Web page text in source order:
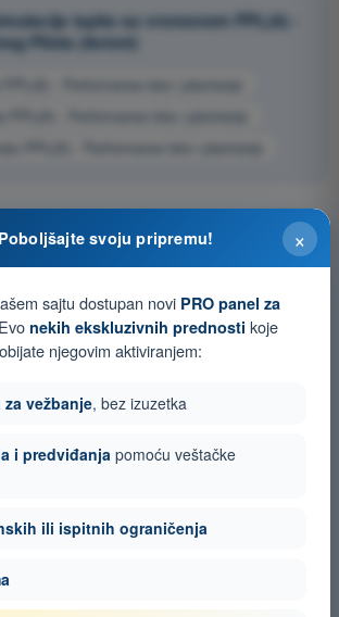
ispita sa vremenom PPL(A) -
Pilota (Avioni)
PPL(A) - Performanse leta i planiranje
PPL(A) - Performanse leta i planiranje
×
svoju pripremu!
sajtu dostupan novi PRO panel za
nekih ekskluzivnih prednosti koje
njegovim aktiviranjem:
vežbanje, bez izuzetka
i predviđanja pomoću veštačke
ili ispitnih ograničenja